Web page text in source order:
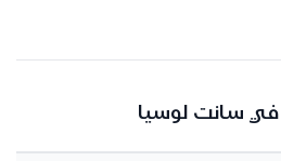
في سانت لوسيا